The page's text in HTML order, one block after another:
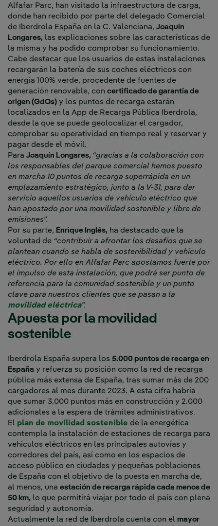
Alfafar Parc, han visitado la infraestructura de carga,
donde han recibido por parte del delegado Comercial
de Iberdrola España en la C. Valenciana, Joaquín
Longares, las explicaciones sobre las características de
la misma y ha podido comprobar su funcionamiento.
Cabe destacar que los usuarios de estas instalaciones
recargarán la batería de sus coches eléctricos con
energía 100% verde, procedente de fuentes de
generación renovable, con certificado de garantía de
origen (GdOs) y los puntos de recarga estarán
localizados en la App de Recarga Pública Iberdrola,
desde la que se puede geolocalizar el cargador,
comprobar su operatividad en tiempo real y reservar y
pagar desde el móvil.
Para Joaquín Longares, “gracias a la colaboración con
los responsables del parque comercial hemos puesto
en marcha 10 puntos de recarga superrápida en un
emplazamiento estratégico, junto a la V-31, para dar
servicio aquellos usuarios de vehículo eléctrico que
han apostado por una movilidad sostenible y libre de
emisiones”.
Por su parte, Enrique Inglés, ha destacado que la
voluntad de “contribuir a afrontar los desafíos que se
plantean cuando se habla de sostenibilidad y vehículo
eléctrico. Por ello en Alfafar Parc apostamos fuerte por
el impulso de esta instalación, que podrá ser punto de
referencia para la comunidad sostenible y un punto
clave para nuestros clientes que se pasan a la
movilidad eléctrica”.
Apuesta por la movilidad
sostenible
Iberdrola España supera los 5.000 puntos de recarga en
España y refuerza su posición como la red de recarga
pública más extensa de España, tras sumar más de 200
cargadores al mes durante 2023. A esta cifra habría
que sumar 3.000 puntos más en construcción y 2.000
adicionales a la espera de trámites administrativos.
El plan de movilidad sostenible de la energética
contempla la instalación de estaciones de recarga para
vehículos eléctricos en las principales autovías y
corredores del país, así como en los espacios de
acceso público en ciudades y pequeñas poblaciones
de España con el objetivo de la puesta en marcha de,
al menos, una estación de recarga rápida cada menos de
50 km, lo que permitirá viajar por todo el país con plena
seguridad y autonomía.
Actualmente la red de Iberdrola cuenta con el mayor